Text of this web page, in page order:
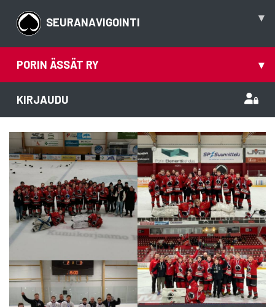
SEURANAVIGOINTI ▾
PORIN ÄSSÄT RY ▾
KIRJAUDU